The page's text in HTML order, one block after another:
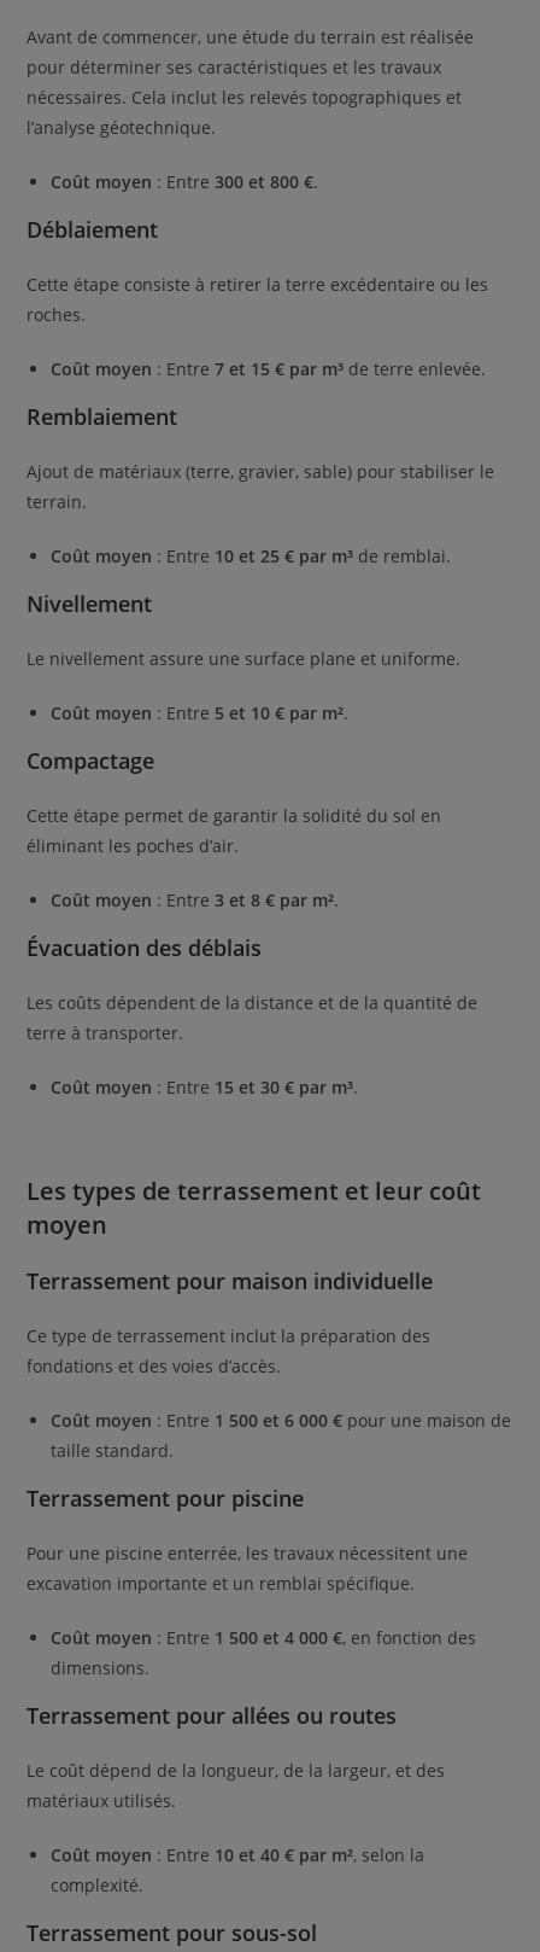
Avant de commencer, une étude du terrain est réalisée
pour déterminer ses caractéristiques et les travaux
nécessaires. Cela inclut les relevés topographiques et
l’analyse géotechnique.
Coût moyen : Entre300 et 800 €.
Déblaiement
Cette étape consiste à retirer la terre excédentaire ou les
roches.
Coût moyen : Entre7 et 15 € par m³ de terre enlevée.
Remblaiement
Ajout de matériaux (terre, gravier, sable) pour stabiliser le
terrain.
Coût moyen : Entre 10 et 25 € par m³ de remblai.
Nivellement
Le nivellement assure une surface plane et uniforme.
Coût moyen : Entre 5 et 10 € par m².
Compactage
Cette étape permet de garantir la solidité du sol en
éliminant les poches d’air.
Coût moyen : Entre3 et 8 € par m².
Évacuation des déblais
Les coûts dépendent de la distance et de la quantité de
terre à transporter.
Coût moyen : Entre 15 et 30 € par m³.
Les types de terrassement et leur coût
moyen
Terrassement pour maison individuelle
Ce type de terrassement inclut la préparation des
fondations et des voies d’accès.
Coût moyen : Entre 1 500 et 6 000 € pour une maison de
taille standard.
Terrassement pour piscine
Pour une piscine enterrée, les travaux nécessitent une
excavation importante et un remblai spécifique.
Coût moyen : Entre 1 500 et 4 000 €, en fonction des
dimensions.
Terrassement pour allées ou routes
Le coût dépend de la longueur, de la largeur, et des
matériaux utilisés.
Coût moyen : Entre 10 et 40 € par m², selon la
complexité.
Terrassement pour sous-sol